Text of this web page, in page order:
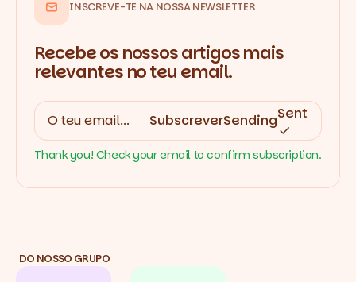
INSCREVE-TE NA NOSSA NEWSLETTER
Recebe os nossos artigos mais
relevantes no teu email.
SubscreverSendingSent
Thank you! Check your email to confirm subscription.
DO NOSSO GRUPO